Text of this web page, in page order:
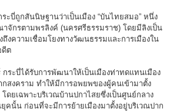
ะบี่ถูกสันนิษฐานว่าเป็นเมือง “บันไทยสมอ” หนึ่ง
จักรตามพรลิงค์ (นครศรีธรรมราช) โดยมีลิงเป็น
งความเชื่อมโยงทางวัฒนธรรมและการเมืองใน
ดีต
ระบี่ได้รับการพัฒนาให้เป็นเมืองท่าทดแทนเมือง
กสงคราม ทำให้มีการอพยพของผู้คนเข้ามาตั้ง
ดยเฉพาะบริเวณบ้านปกาไสยซึ่งเป็นศูนย์กลาง
คนั้น ก่อนที่จะมีการย้ายเมืองมาตั้งอยู่บริเวณปาก